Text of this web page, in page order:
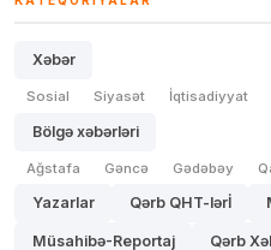
Xəbər
Sosial Siyasət İqtisadiyyat
Bölgə xəbərləri
Ağstafa Gəncə Gədəbəy
Yazarlar Qərb QHT-lərİ
Müsahibə-Reportaj Qərb